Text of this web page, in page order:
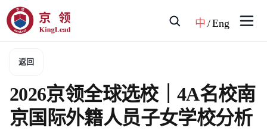
中 /Eng
返回
2026京领全球选校｜4A名校南
京国际外籍人员子女学校分析